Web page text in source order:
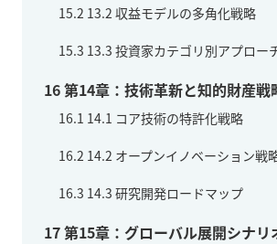
15.2 13.2 収益モデルの多角化戦略
15.3 13.3 投資家カテゴリ別アプロー
16第14章：技術革新と知的財産戦
16.1 14.1 コア技術の特許化戦略
16.2 14.2 オープンイノベーション戦
16.3 14.3 研究開発ロードマップ
17第15章：グローバル展開シナリ